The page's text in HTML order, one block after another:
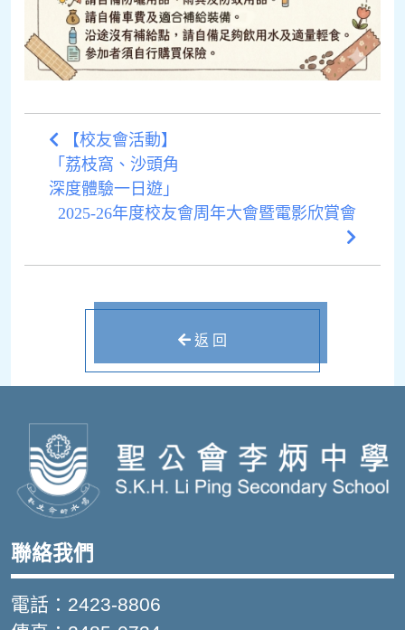
【校友會活動】
「荔枝窩、沙頭角
深度體驗一日遊」
2025-26年度校友會周年大會暨電影欣賞會
返 回
聯絡我們
電話：2423-8806